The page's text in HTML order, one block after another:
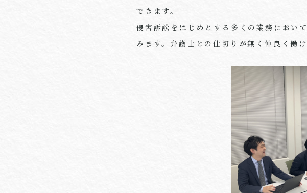
できます。
侵害訴訟をはじめとする多くの業務において
みます。弁護士との仕切りが無く仲良く働